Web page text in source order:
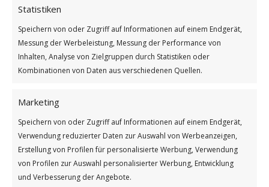
Statistiken
Speichern von oder Zugriff auf Informationen auf einem Endgerät,
Messung der Werbeleistung, Messung der Performance von
Inhalten, Analyse von Zielgruppen durch Statistiken oder
Kombinationen von Daten aus verschiedenen Quellen.
Marketing
Speichern von oder Zugriff auf Informationen auf einem Endgerät,
Verwendung reduzierter Daten zur Auswahl von Werbeanzeigen,
Erstellung von Profilen für personalisierte Werbung, Verwendung
von Profilen zur Auswahl personalisierter Werbung, Entwicklung
und Verbesserung der Angebote.
Gnomes NFT Collection: Wild West – 12